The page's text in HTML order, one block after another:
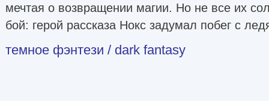
мечтая о возвращении магии. Но не все их
бой: герой рассказа Нокс задумал побег с
темное фэнтези / dark fantasy